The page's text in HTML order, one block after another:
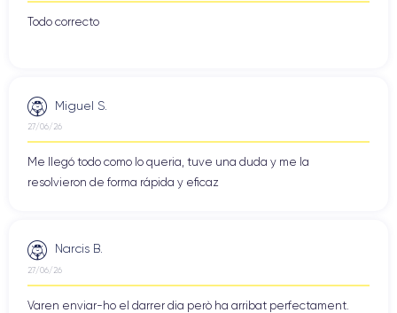
Todo correcto
Miguel S.
27/06/26
Me llegó todo como lo queria, tuve una duda y me la
resolvieron de forma rápida y eficaz
Narcis B.
27/06/26
Varen enviar-ho el darrer dia però ha arribat perfectament.